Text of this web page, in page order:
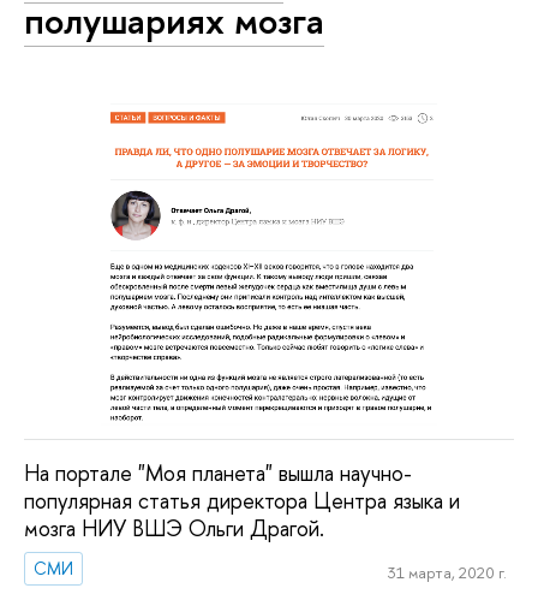
полушариях мозга
На портале "Моя планета" вышла научно-
популярная статья директора Центра языка и
мозга НИУ ВШЭ Ольги Драгой.
СМИ 31 марта, 2020 г.